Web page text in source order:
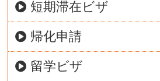
短期滞在ビザ
帰化申請
留学ビザ